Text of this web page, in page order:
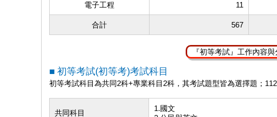
電子工程 11
合計 567
『初等考試』工作內容
■ 初等考試(初等考)考試科目
初等考試科目為共同2科+專業科目2科，其考試題型皆為選擇題；
共同科目
1.國文